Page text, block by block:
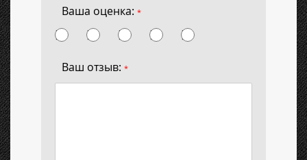
Ваша оценка: *
Ваш отзыв: *